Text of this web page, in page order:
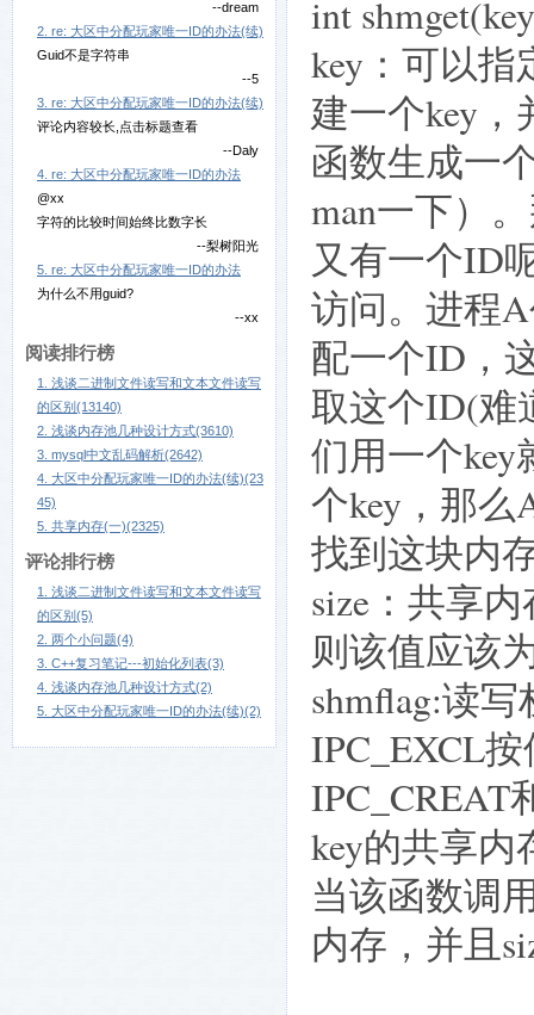
--dream
2. re: 大区中分配玩家唯一ID的办法(续)
Guid不是字符串
--5
3. re: 大区中分配玩家唯一ID的办法(续)
评论内容较长,点击标题查看
--Daly
4. re: 大区中分配玩家唯一ID的办法
@xx
字符的比较时间始终比数字长
--梨树阳光
5. re: 大区中分配玩家唯一ID的办法
为什么不用guid?
--xx
阅读排行榜
1. 浅谈二进制文件读写和文本文件读写
的区别(13140)
2. 浅谈内存池几种设计方式(3610)
3. mysql中文乱码解析(2642)
4. 大区中分配玩家唯一ID的办法(续)(23
45)
5. 共享内存(一)(2325)
评论排行榜
1. 浅谈二进制文件读写和文本文件读写
的区别(5)
2. 两个小问题(4)
3. C++复习笔记---初始化列表(3)
4. 浅谈内存池几种设计方式(2)
5. 大区中分配玩家唯一ID的办法(续)(2)
int
key：可以指
建一个key
函数生成一
man一下）
又有一个ID
访问。进程
配一个ID，
取这个ID(难
们用一个
个key，那
找到这块内
size：共享
则该值应该
shmflag:读
IPC_EXCL
IPC_CREAT
key的共享内
当该函数调
内存，并且